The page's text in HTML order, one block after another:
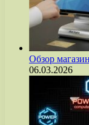
Обзор
06.03.2026